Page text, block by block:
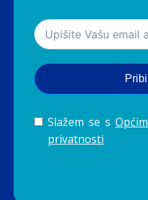
Slažem se s
privatnosti